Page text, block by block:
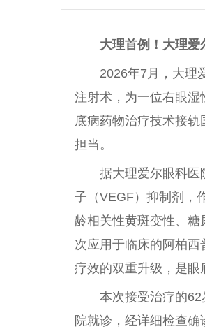
大理首例！大理爱
2026年7月，大理
注射术，为一位右眼
底病药物治疗技术接
担当。
据大理爱尔眼科医
子（VEGF）抑制剂，
龄相关性黄斑变性、
次应用于临床的阿柏
疗效的双重升级，是眼
本次接受治疗的
院就诊，经详细检查